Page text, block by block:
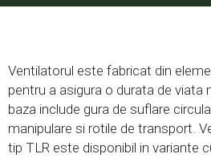
Ventilatorul este fabricat din
pentru a asigura o durata de viata
baza include gura de suflare
manipulare si rotile de transport.
tip TLR este disponibil in variante